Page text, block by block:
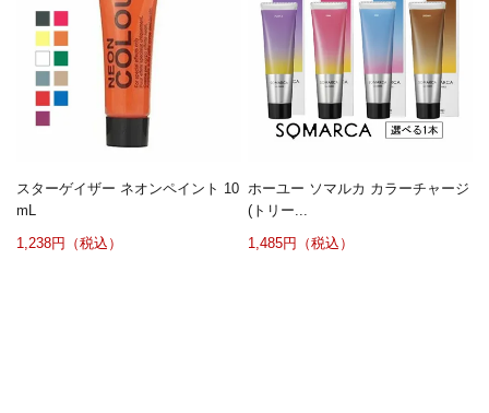
スターゲイザー ネオンペイント 10
mL
1,238円（税込）
ホーユー ソマルカ カラーチャージ
(トリー...
1,485円（税込）